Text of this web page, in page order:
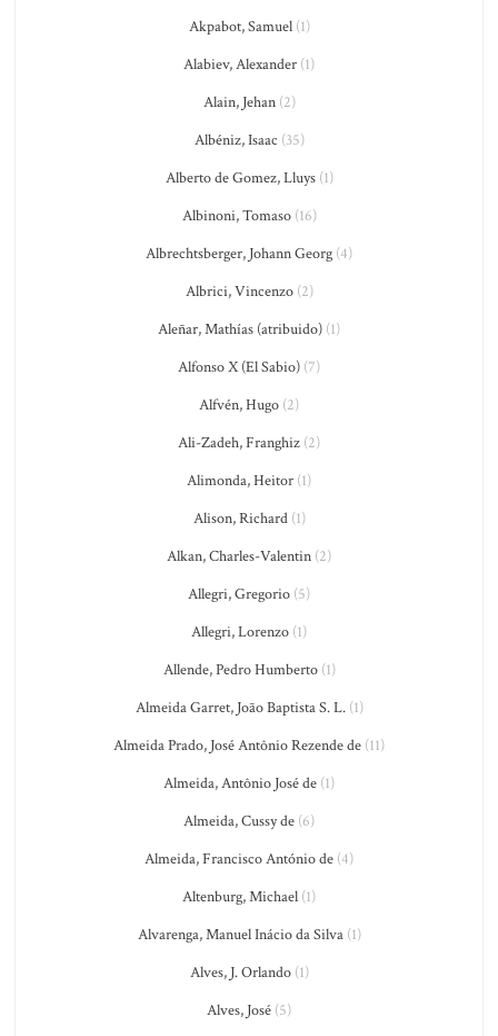
Akpabot, Samuel(1)
Alabiev, Alexander (1)
Alain, Jehan(2)
Albéniz, Isaac (35)
Alberto de Gomez, Lluys(1)
Albinoni, Tomaso(16)
Albrechtsberger, Johann Georg (4)
Albrici, Vincenzo(2)
Aleñar, Mathías (atribuido) (1)
Alfonso X (El Sabio) (7)
Alfvén, Hugo (2)
Ali-Zadeh, Franghiz (2)
Alimonda, Heitor (1)
Alison, Richard(1)
Alkan, Charles-Valentin (2)
Allegri, Gregorio (5)
Allegri, Lorenzo (1)
Allende, Pedro Humberto(1)
Almeida Garret, João Baptista S. L.(1)
Almeida Prado, José Antônio Rezende de (11)
Almeida, Antônio José de (1)
Almeida, Cussy de (6)
Almeida, Francisco António de (4)
Altenburg, Michael (1)
Alvarenga, Manuel Inácio da Silva(1)
Alves, J. Orlando(1)
Alves, José (5)